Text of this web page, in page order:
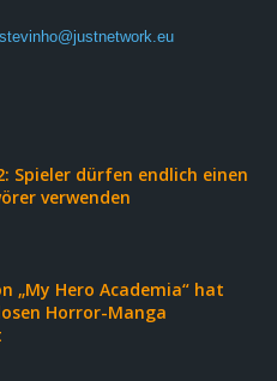
stevinho@justnetwork.eu
Spieler dürfen endlich einen
verwenden
„My Hero Academia“ hat
Horror-Manga